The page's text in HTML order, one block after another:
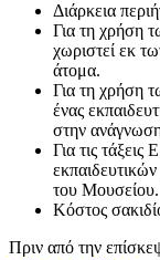
Διάρκεια
Για τη χρήση
χωριστεί εκ
άτομα.
Για τη χρήση
ένας
στην
Για τις
του Μουσείου.
Κόστος
Πριν από την